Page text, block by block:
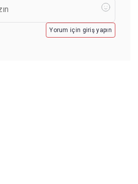
Yorum için giriş yapın